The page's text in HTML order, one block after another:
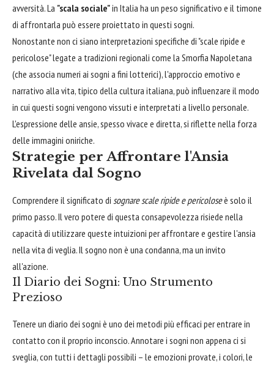
avversità. La "scala sociale"in Italia ha un peso significativo e il timone
di affrontarla può essere proiettato in questi sogni.
Nonostante non ci siano interpretazioni specifiche di "scale ripide e
pericolose" legate a tradizioni regionali come la Smorfia Napoletana
(che associa numeri ai sogni a fini lotterici), l'approccio emotivo e
narrativo alla vita, tipico della cultura italiana, può influenzare il modo
in cui questi sogni vengono vissuti e interpretati a livello personale.
L'espressione delle ansie, spesso vivace e diretta, si riflette nella forza
delle immagini oniriche.
Strategie per Affrontare l'Ansia
Rivelata dal Sogno
Comprendere il significato di sognare scale ripide e pericoloseè solo il
primo passo. Il vero potere di questa consapevolezza risiede nella
capacità di utilizzare queste intuizioni per affrontare e gestire l'ansia
nella vita di veglia. Il sogno non è una condanna, ma un invito
all'azione.
Il Diario dei Sogni: Uno Strumento
Prezioso
Tenere un diario dei sogni è uno dei metodi più efficaci per entrare in
contatto con il proprio inconscio. Annotare i sogni non appena ci si
sveglia, con tutti i dettagli possibili – le emozioni provate, i colori, le